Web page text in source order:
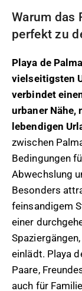
Warum das
perfekt zu
Playa de
vielseitigsten
verbindet
urbaner Nähe,
lebendigen
zwischen
Bedingungen
Abwechslung
Besonders
feinsandigem
einer
einlädt. Playa
Paare,
auch für